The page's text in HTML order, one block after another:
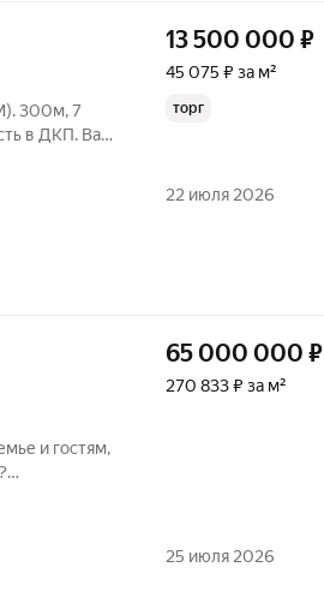
300м, 7
в ДКП. Ваш
с видом
13 500 000 ₽
45 075 ₽ за м²
торг
22 июля 2026
и гостям,
240
65 000 000 ₽
270 833 ₽ за м²
25 июля 2026